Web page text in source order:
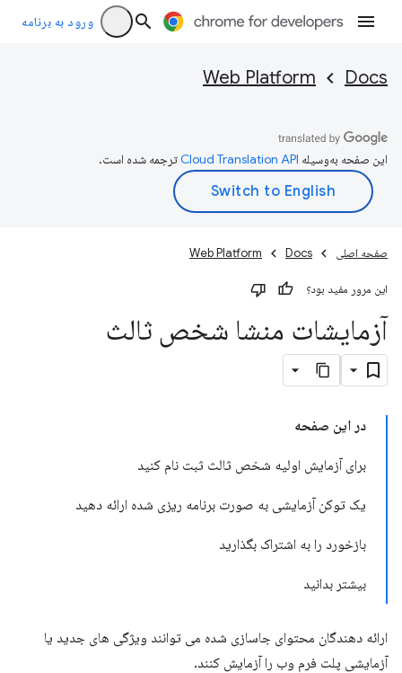
ورود به برنامه
Docs
Web Platform
این صفحه به‌وسیله ترجمه شده است.
صفحه اصلی Docs
Web Platform
این مرور مفید بود؟
آزمایشات منشا شخص ثالث
در این صفحه
برای آزمایش اولیه شخص ثالث ثبت نام کنید
یک توکن آزمایشی به صورت برنامه ریزی شده ارائه دهید
بازخورد را به اشتراک بگذارید
بیشتر بدانید
ارائه دهندگان محتوای جاسازی شده می توانند ویژگی های جدید یا
آزمایشی پلت فرم وب را آزمایش کنند.